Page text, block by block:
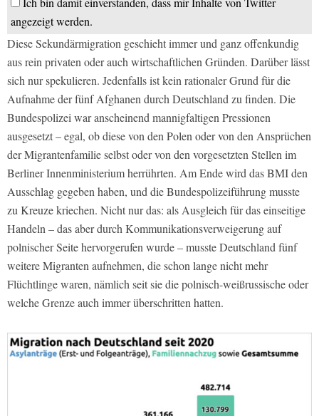
angezeigt werden.
Diese Sekundärmigration geschieht immer und ganz offenkundig
aus rein privaten oder auch wirtschaftlichen Gründen. Darüber lässt
sich nur spekulieren. Jedenfalls ist kein rationaler Grund für die
Aufnahme der fünf Afghanen durch Deutschland zu finden. Die
Bundespolizei war anscheinend mannigfaltigen Pressionen
ausgesetzt – egal, ob diese von den Polen oder von den Ansprüchen
der Migrantenfamilie selbst oder von den vorgesetzten Stellen im
Berliner Innenministerium herrührten. Am Ende wird das BMI den
Ausschlag gegeben haben, und die Bundespolizeiführung musste
zu Kreuze kriechen. Nicht nur das: als Ausgleich für das einseitige
Handeln – das aber durch Kommunikationsverweigerung auf
polnischer Seite hervorgerufen wurde – musste Deutschland fünf
weitere Migranten aufnehmen, die schon lange nicht mehr
Flüchtlinge waren, nämlich seit sie die polnisch-weißrussische oder
welche Grenze auch immer überschritten hatten.